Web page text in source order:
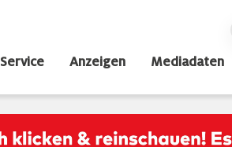
Service Anzeigen Mediadaten